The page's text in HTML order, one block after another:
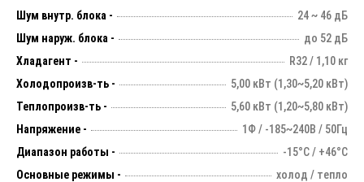
Шум внутр. блока -
24 ~ 46 дБ
Шум наруж. блока -
до 52 дБ
Хладагент -
R32 / 1,10 кг
Холодопроизв-ть -
5,00 кВт (1,30~5,20 кВт)
Теплопроизв-ть -
5,60 кВт (1,20~5,80 кВт)
Напряжение -
1Ф / -185~240В / 50Гц
Диапазон работы -
-15°С / +46°С
Основные режимы -
холод / тепло